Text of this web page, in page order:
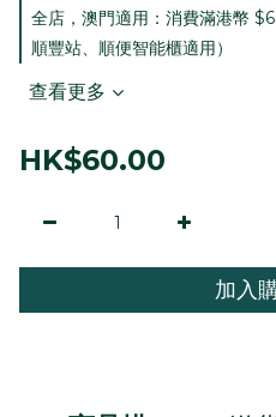
全店，澳門適用：消費滿港幣
順豐站、順便智能櫃適用）
查看更多
HK$60.00
加入